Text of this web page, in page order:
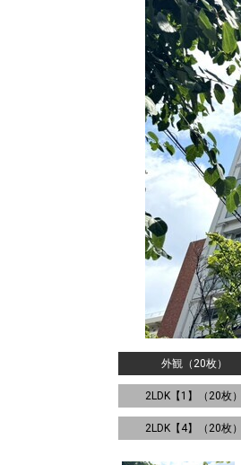
外観（20枚）
2LDK【1】（20枚）
2LDK【4】（20枚）